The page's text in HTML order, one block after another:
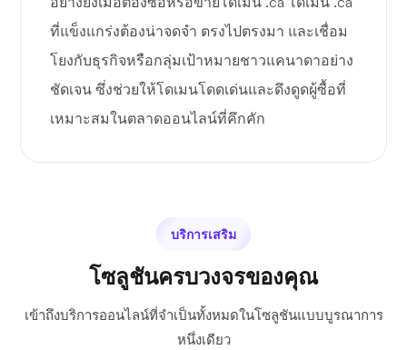
ที่แข็งแกร่งต้องน่าจดจำ ตรงไปตรงมา และเชื่อม
โยงกับธุรกิจหรือกลุ่มเป้าหมายชาวแคนาดาอย่าง
ชัดเจน ซึ่งช่วยให้โดเมนโดดเด่นและดึงดูดผู้ซื้อที่
เหมาะสมในตลาดออนไลน์ที่คึกคัก
บริการเสริม
โซลูชันครบวงจรของคุณ
เข้าถึงบริการออนไลน์ที่จำเป็นทั้งหมดในโซลูชันแบบบูรณาการ
หนึ่งเดียว